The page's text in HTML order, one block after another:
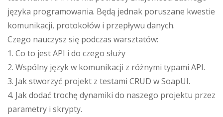
języka programowania. Będą jednak poruszane kwestie
komunikacji, protokołów i przepływu danych.
Czego nauczysz się podczas warsztatów:
1. Co to jest API i do czego służy
2. Wspólny język w komunikacji z różnymi typami API.
3. Jak stworzyć projekt z testami CRUD w SoapUI.
4. Jak dodać trochę dynamiki do naszego projektu przez
parametry i skrypty.